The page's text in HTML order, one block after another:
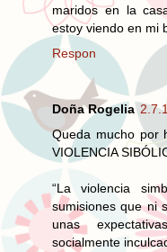
maridos en la
estoy viendo en mi
Respon
Doña Rogelia
Queda mucho por
VIOLENCIA
“La violencia
sumisiones que ni
unas
socialmente